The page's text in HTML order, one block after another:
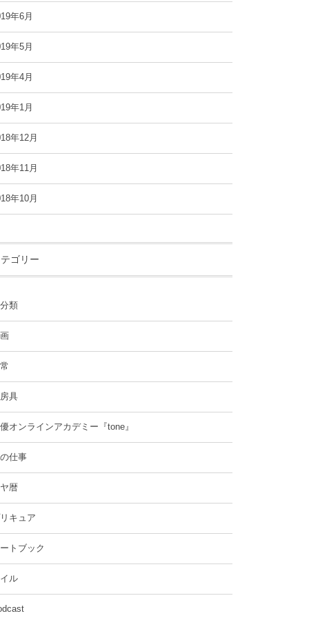
年6月
年5月
年4月
年1月
年12月
年11月
年10月
ゴリー
類
具
オンラインアカデミー『tone』
仕事
暦
キュア
ートブック
ル